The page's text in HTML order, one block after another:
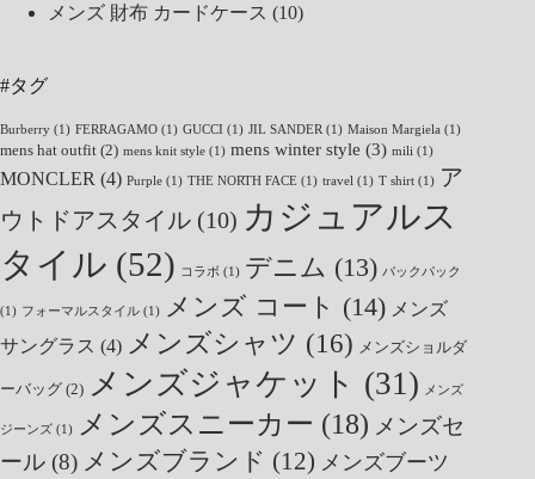
メンズ 財布 カードケース (10)
#タグ
Burberry (1) FERRAGAMO (1) GUCCI (1) JIL SANDER (1) Maison Margiela (1)
mens hat outfit (2) mens knit style (1) mens winter style (3) mili (1)
MONCLER (4) Purple (1) THE NORTH FACE (1) travel (1) T shirt (1) ア
ウトドアスタイル (10) カジュアルス
タイル (52) コラボ (1) デニム (13) バックパック
(1) フォーマルスタイル (1) メンズ コート (14) メンズ
サングラス (4) メンズシャツ (16) メンズショルダ
ーバッグ (2) メンズジャケット (31) メンズ
ジーンズ (1) メンズスニーカー (18) メンズセ
ール (8) メンズブランド (12) メンズブーツ